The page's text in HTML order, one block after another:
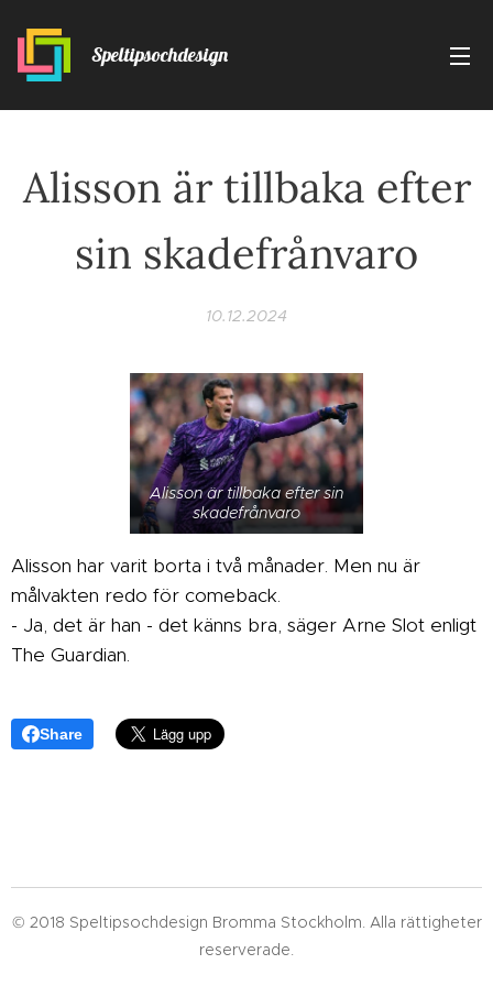
Speltipsochdesign
Alisson är tillbaka efter
sin skadefrånvaro
10.12.2024
Alisson är tillbaka efter sin
skadefrånvaro
Alisson har varit borta i två månader. Men nu är
målvakten redo för comeback.
- Ja, det är han - det känns bra, säger Arne Slot enligt
The Guardian.
Share
© 2018 Speltipsochdesign Bromma Stockholm. Alla rättigheter
reserverade.